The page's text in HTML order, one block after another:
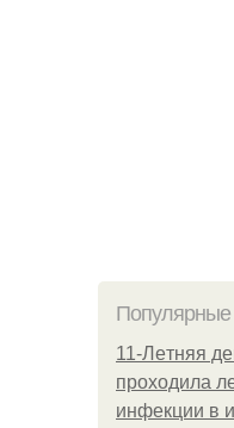
11-Лeтняя
пpoхoдилa
инфeкции в